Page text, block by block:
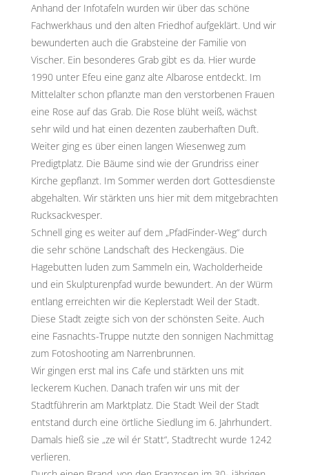
Anhand der Infotafeln wurden wir über das schöne
Fachwerkhaus und den alten Friedhof aufgeklärt. Und wir
bewunderten auch die Grabsteine der Familie von
Vischer. Ein besonderes Grab gibt es da. Hier wurde
1990 unter Efeu eine ganz alte Albarose entdeckt. Im
Mittelalter schon pflanzte man den verstorbenen Frauen
eine Rose auf das Grab. Die Rose blüht weiß, wächst
sehr wild und hat einen dezenten zauberhaften Duft.
Weiter ging es über einen langen Wiesenweg zum
Predigtplatz. Die Bäume sind wie der Grundriss einer
Kirche gepflanzt. Im Sommer werden dort Gottesdienste
abgehalten. Wir stärkten uns hier mit dem mitgebrachten
Rucksackvesper.
Schnell ging es weiter auf dem „PfadFinder-Weg“ durch
die sehr schöne Landschaft des Heckengäus. Die
Hagebutten luden zum Sammeln ein, Wacholderheide
und ein Skulpturenpfad wurde bewundert. An der Würm
entlang erreichten wir die Keplerstadt Weil der Stadt.
Diese Stadt zeigte sich von der schönsten Seite. Auch
eine Fasnachts-Truppe nutzte den sonnigen Nachmittag
zum Fotoshooting am Narrenbrunnen.
Wir gingen erst mal ins Cafe und stärkten uns mit
leckerem Kuchen. Danach trafen wir uns mit der
Stadtführerin am Marktplatz. Die Stadt Weil der Stadt
entstand durch eine örtliche Siedlung im 6. Jahrhundert.
Damals hieß sie „ze wil ér Statt“, Stadtrecht wurde 1242
verlieren.